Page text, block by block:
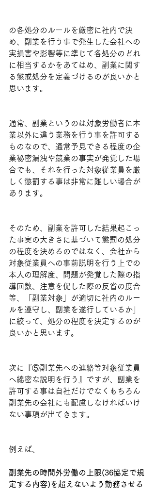
の各処分のルールを厳密に社内で決
め、副業を行う事で発生した会社への
実損害や影響等に準じて各処分のどれ
に相当するかをあてはめ、副業に関す
る懲戒処分を定義づけるのが良いかと
思います。
通常、副業というのは対象労働者に本
業以外に違う業務を行う事を許可する
ものなので、通常予見できる程度の企
業秘密漏洩や競業の事実が発覚した場
合でも、それを行った対象従業員を厳
しく懲罰する事は非常に難しい場合が
あります。
そのため、副業を許可した結果起こっ
た事実の大きさに基づいて懲罰の処分
の程度を決めるのではなく、会社から
対象従業員への事前説明を行う上での
本人の理解度、問題が発覚した際の指
導回数、注意を促した際の反省の度合
等、「副業対象」が適切に社内のルー
ルを遵守し、副業を遂行しているか」
に絞って、処分の程度を決定するのが
良いかと思います。
次に『⑤副業先への連絡等対象従業員
へ綿密な説明を行う』ですが、副業を
許可する事は自社だけでなくもちろん
副業先の会社にも配慮しなければいけ
ない事項が出てきます。
例えば、
副業先の時間外労働の上限(36協定で規
定する内容)を超えないよう勤務させる